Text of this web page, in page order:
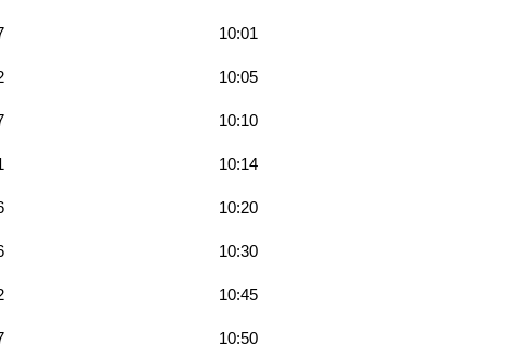
10:01
10:05
10:10
10:14
10:20
10:30
10:45
10:50